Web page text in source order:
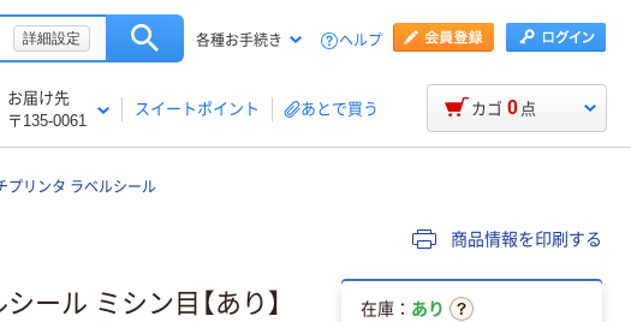
詳細設定 各種お手続き ヘルプ
お届け先
〒135-0061
スイートポイント あとで買う カゴ 0 点
プリンタ ラベルシール
商品情報を印刷する
ール ミシン目【あり】
在庫： あり